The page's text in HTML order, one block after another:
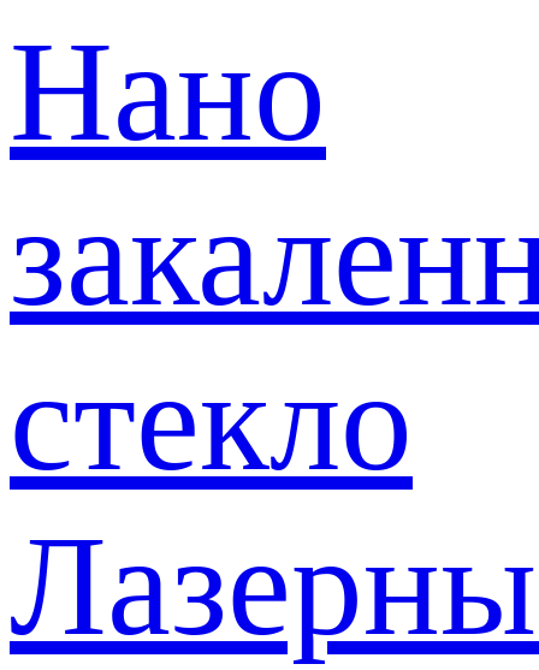
Нано
стекло